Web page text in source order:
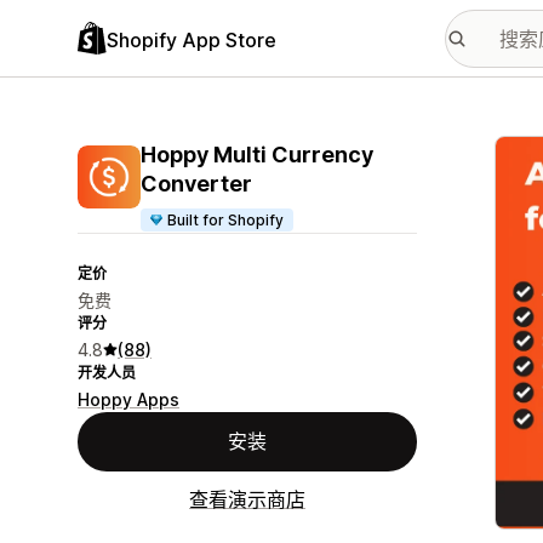
Shopify App Store
Hoppy Multi Currency
Converter
Built for Shopify
定价
免费
评分
4.8 (88)
开发人员
Hoppy Apps
安装
查看演示商店
配图